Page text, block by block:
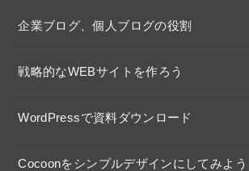
企業ブログ、個人ブログの役割
戦略的なWEBサイトを作ろう
WordPressで資料ダウンロード
Cocoonをシンプルデザインにしてみよう